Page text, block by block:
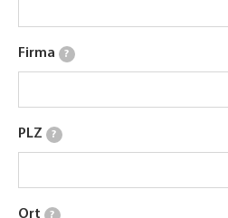
Firma ?
PLZ ?
Ort ?